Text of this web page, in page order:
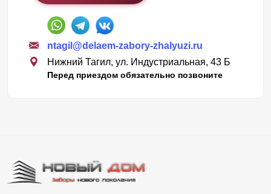
ntagil@delaem-zabory-zhalyuzi.ru
Нижний Тагил, ул. Индустриальная, 43 Б
Перед приездом обязательно позвоните